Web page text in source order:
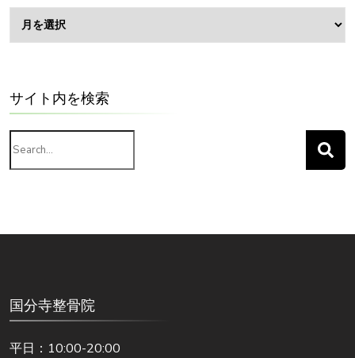
ー
カ
サイト内を検索
Search
for:
国分寺整骨院
平日：10:00-20:00